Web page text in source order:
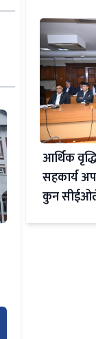
आर्थिक
सहकार्य
कुन